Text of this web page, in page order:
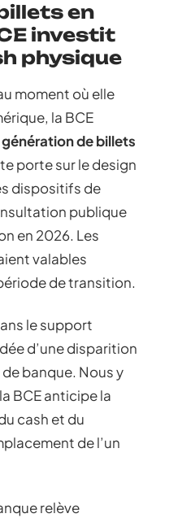
en
investit
physique
moment où elle
la BCE
de billets
porte sur le design
dispositifs de
publique
en 2026. Les
valables
de transition.
le support
d’une disparition
banque. Nous y
BCE anticipe la
cash et du
de l’un
relève